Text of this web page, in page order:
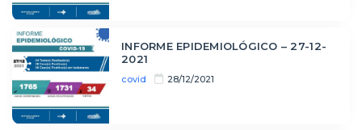
covid 28/12/2021
INFORME EPIDEMIOLÓGICO – 27-12-
2021